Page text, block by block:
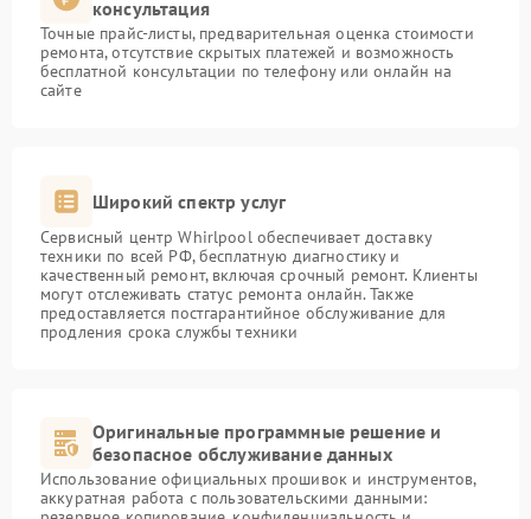
консультация
Точные прайс-листы, предварительная оценка стоимости
ремонта, отсутствие скрытых платежей и возможность
бесплатной консультации по телефону или онлайн на
сайте
Широкий спектр услуг
Сервисный центр Whirlpool обеспечивает доставку
техники по всей РФ, бесплатную диагностику и
качественный ремонт, включая срочный ремонт. Клиенты
могут отслеживать статус ремонта онлайн. Также
предоставляется постгарантийное обслуживание для
продления срока службы техники
Оригинальные программные решение и
безопасное обслуживание данных
Использование официальных прошивок и инструментов,
аккуратная работа с пользовательскими данными: